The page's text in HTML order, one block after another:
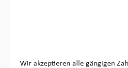
Wir akzeptieren alle gängigen